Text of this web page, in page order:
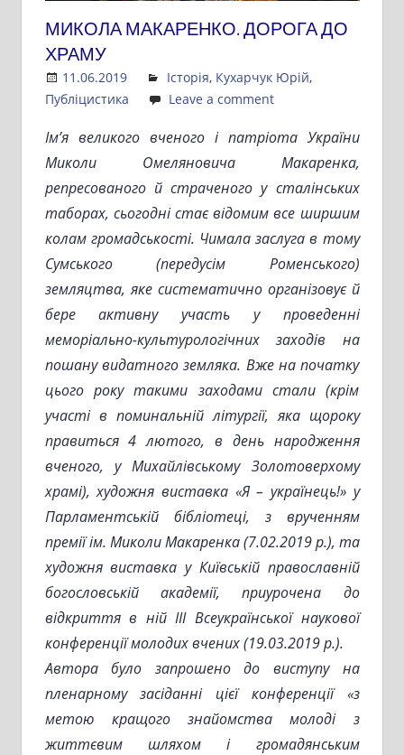
МИКОЛА МАКАРЕНКО. ДОРОГА ДО
ХРАМУ
11.06.2019 Admin
Історія, Кухарчук Юрій,
Публіцистика
Leave a comment
Ім’я великого вченого і патріота України
Миколи Омеляновича Макаренка,
репресованого й страченого у сталінських
таборах, сьогодні стає відомим все ширшим
колам громадськості. Чимала заслуга в тому
Сумського (передусім Роменського)
земляцтва, яке систематично організовує й
бере активну участь у проведенні
меморіально-культурологічних заходів на
пошану видатного земляка. Вже на початку
цього року такими заходами стали (крім
участі в поминальній літургії, яка щороку
правиться 4 лютого, в день народження
вченого, у Михайлівському Золотоверхому
храмі), художня виставка «Я – українець!» у
Парламентській бібліотеці, з врученням
премії ім. Миколи Макаренка (7.02.2019 р.), та
художня виставка у Київській православній
богословській академії, приурочена до
відкриття в ній ІІІ Всеукраїнської наукової
конференції молодих вчених (19.03.2019 р.).
Автора було запрошено до виступу на
пленарному засіданні цієї конференції «з
метою кращого знайомства молоді з
життєвим шляхом і громадянським